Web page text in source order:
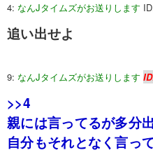
4: なんJタイムズがお送りします
追い出せよ
9: なんJタイムズがお送りします
>>4
親には言ってるが多分
自分もそれとなく言っ